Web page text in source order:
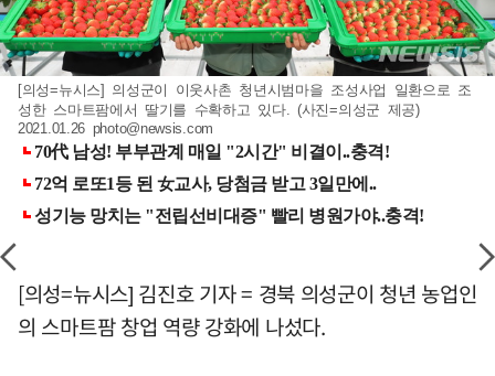
[의성=뉴시스] 의성군이 이웃사촌 청년시범마을 조성사업 일환으로 조
성한 스마트팜에서 딸기를 수확하고 있다. (사진=의성군 제공)
2021.01.26 photo@newsis.com
[의성=뉴시스] 김진호 기자 = 경북 의성군이 청년 농업인
의 스마트팜 창업 역량 강화에 나섰다.